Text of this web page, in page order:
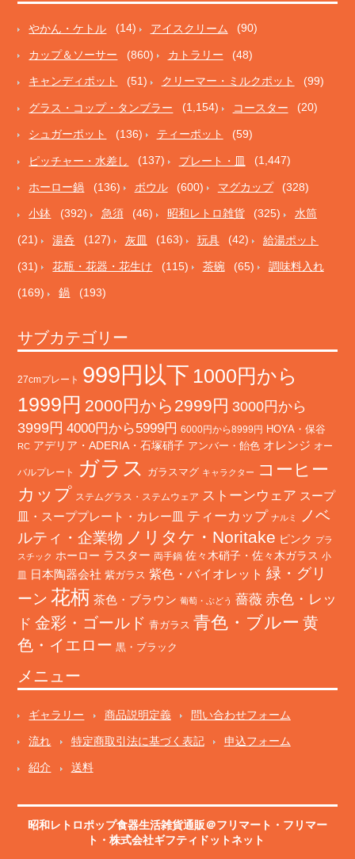
やかん・ケトル (14) アイスクリーム (90)
カップ＆ソーサー (860) カトラリー (48)
キャンディポット (51) クリーマー・ミルクポット (99)
グラス・コップ・タンブラー (1,154) コースター (20)
シュガーポット (136) ティーポット (59)
ピッチャー・水差し (137) プレート・皿 (1,447)
ホーロー鍋 (136) ボウル (600) マグカップ (328)
小鉢 (392) 急須 (46) 昭和レトロ雑貨 (325) 水筒
(21) 湯呑 (127) 灰皿 (163) 玩具 (42) 給湯ポット
(31) 花瓶・花器・花生け (115) 茶碗 (65) 調味料入れ
(169) 鍋 (193)
サブカテゴリー
27cmプレート 999円以下 1000円から
1999円 2000円から2999円 3000円から
3999円 4000円から5999円 6000円から8999円 HOYA・保谷
RC アデリア・ADERIA・石塚硝子 アンバー・飴色 オレンジ オー
バルプレート ガラス ガラスマグ キャラクター
コーヒー
カップ ステムグラス・ステムウェア ストーンウェア スープ
皿・スーププレート・カレー皿 ティーカップ ナルミ
ノベ
ルティ・企業物 ノリタケ・Noritake ピンク プラ
スチック ホーロー ラスター 両手鍋 佐々木硝子・佐々木ガラス 小
皿
日本陶器会社 紫ガラス 紫色・バイオレット 緑・グリ
ーン 花柄 茶色・ブラウン 葡萄・ぶどう 薔薇 赤色・レッ
ド 金彩・ゴールド 青ガラス 青色・ブルー 黄
色・イエロー 黒・ブラック
メニュー
ギャラリー 商品説明定義 問い合わせフォーム
流れ 特定商取引法に基づく表記 申込フォーム
紹介 送料
昭和レトロポップ食器生活雑貨通販＠フリマート ・ フリマー
ト ・株式会社ギフティドットネット